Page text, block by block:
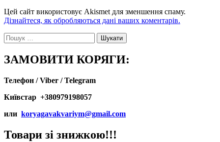
Цей сайт використовує Akismet для зменшення спаму.
Дізнайтеся, як обробляються дані ваших коментарів.
Пошук:
ЗАМОВИТИ КОРЯГИ:
Телефон / Viber / Telegram
Київстар +380979198057
или koryagavakvariym@gmail.com
Товари зі знижкою!!!